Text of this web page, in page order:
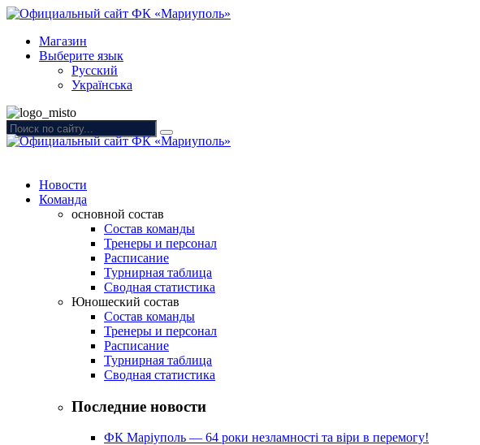
Магазин
Выберите язык
Русский
Українська
Новости
Команда
основной состав
Состав команды
Тренеры и персонал
Расписание
Турнирная таблица
Сводная статистика
Юношеский состав
Состав команды
Тренеры и персонал
Расписание
Турнирная таблица
Сводная статистика
Последние новости
ФК Маріуполь — 64 роки незламності та віри в перемогу!